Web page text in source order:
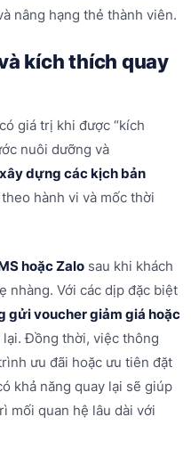
nâng hạng thẻ thành viên.
kích thích quay
giá trị khi được “kích
nuôi dưỡng và
xây dựng các kịch bản
hành vi và mốc thời
hoặc Zalo sau khi khách
nhàng. Với các dịp đặc biệt
gửi voucher giảm giá hoặc
Đồng thời, việc thông
ưu đãi hoặc ưu tiên đặt
khả năng quay lại sẽ giúp
mối quan hệ lâu dài với